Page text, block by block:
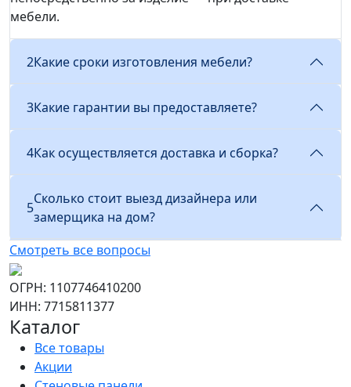
мебели.
2Какие сроки изготовления мебели?
3Какие гарантии вы предоставляете?
4Как осуществляется доставка и сборка?
5
Сколько стоит выезд дизайнера или
замерщика на дом?
Смотреть все вопросы
ОГРН: 1107746410200
ИНН: 7715811377
Каталог
Все товары
Акции